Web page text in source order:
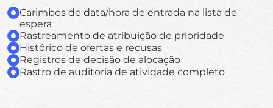
Carimbos de data/hora de entrada na lista de
espera
Rastreamento de atribuição de prioridade
Histórico de ofertas e recusas
Registros de decisão de alocação
Rastro de auditoria de atividade completo